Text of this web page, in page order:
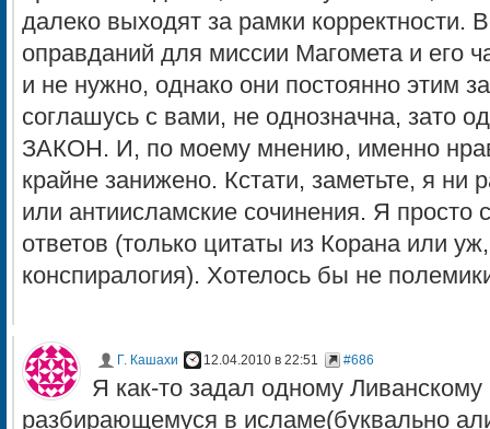
далеко выходят за рамки корректности.
оправданий для миссии Магомета и его
и не нужно, однако они постоянно этим
соглашусь с вами, не однозначна,
ЗАКОН. И, по моему мнению, именно
крайне занижено. Кстати, заметьте, я ни
или антиисламские сочинения. Я
ответов (только цитаты из Корана или
конспиралогия). Хотелось бы не
Г. Кашахи 12.04.2010 в 22:51 #686
Я как-то задал одному
разбирающемуся в исламе(буквально